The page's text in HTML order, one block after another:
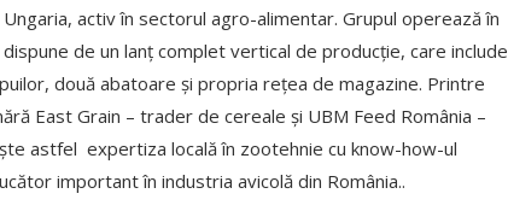
activ în sectorul agro-alimentar. Grupul operează în
de un lanț complet vertical de producție, care include
două abatoare și propria rețea de magazine. Printre
East Grain – trader de cereale și UBM Feed România –
astfel expertiza locală în zootehnie cu know-how-ul
important în industria avicolă din România..